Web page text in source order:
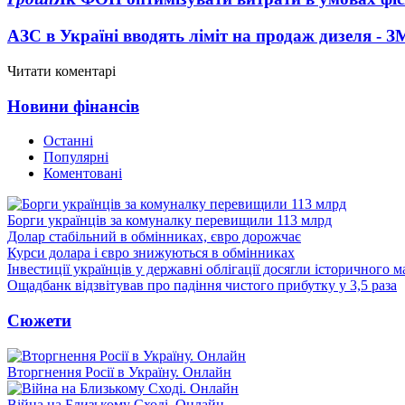
АЗС в Україні вводять ліміт на продаж дизеля -
Читати коментарі
Новини фінансів
Останні
Популярні
Коментовані
Борги українців за комуналку перевищили 113 млрд
Долар стабільний в обмінниках, євро дорожчає
Курси долара і євро знижуються в обмінниках
Інвестиції українців у державні облігації досягли історичного
Ощадбанк відзвітував про падіння чистого прибутку у 3,5 раза
Сюжети
Вторгнення Росії в Україну. Онлайн